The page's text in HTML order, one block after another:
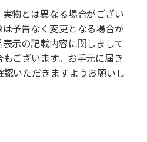
物とは異なる場合がござい
予告なく変更となる場合が
示の記載内容に関しまして
ございます。お手元に届き
認いただきますようお願いし